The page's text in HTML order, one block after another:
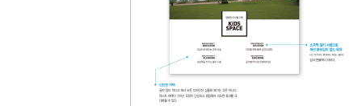
03 단순화로 펼침면의 장점을 살린 디자인
04 여백에 텍스트를 그래픽 요소로 활용한 디자인
05 콘셉트를 살린 사진 배치와 트리밍
06 장식 요소로 시각적 효율성을 높인 디자인
07 시각적 언어를 사용한 디자인